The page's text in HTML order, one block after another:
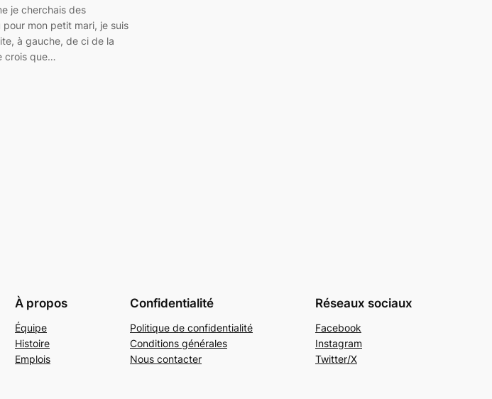
je cherchais des
mon petit mari, je suis
à gauche, de ci de la
crois que…
À propos
Équipe
Histoire
Emplois
Confidentialité
Politique de confidentialité
Conditions générales
Nous contacter
Réseaux sociaux
Facebook
Instagram
Twitter/X